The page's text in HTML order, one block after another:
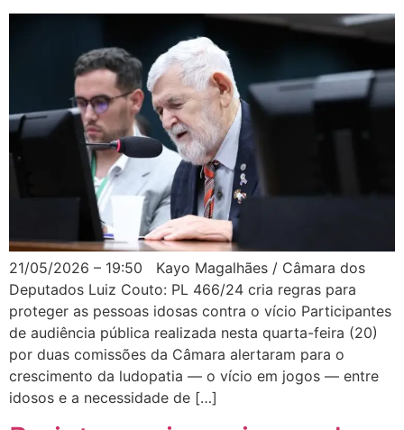
21/05/2026 – 19:50 Kayo Magalhães / Câmara dos
Deputados Luiz Couto: PL 466/24 cria regras para
proteger as pessoas idosas contra o vício Participantes
de audiência pública realizada nesta quarta-feira (20)
por duas comissões da Câmara alertaram para o
crescimento da ludopatia — o vício em jogos — entre
idosos e a necessidade de […]